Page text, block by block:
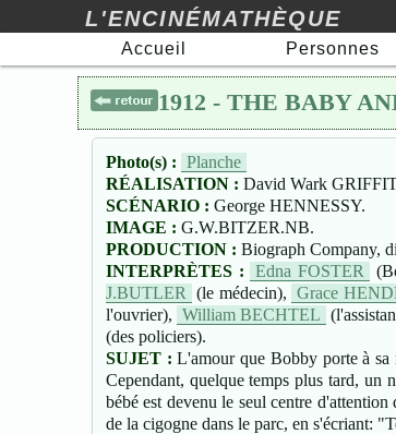
L'ENCINÉMATHÈQUE
Accueil
Personnes
1912 - THE BABY
Photo(s) : Planche
RÉALISATION : David Wark
SCÉNARIO : George HENNESSY.
IMAGE : G.W.BITZER.NB.
PRODUCTION : Biograph Company,
INTERPRÈTES :
Edna FOSTER
J.BUTLER
(le médecin), Grace
l'ouvrier), William BECHTEL
(des policiers).
SUJET :L'amour que Bobby porte à sa
Cependant, quelque temps plus tard, un
bébé est devenu le seul centre
de la cigogne dans le parc, en s'écriant: